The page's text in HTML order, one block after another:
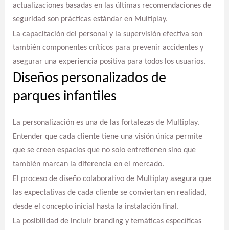
actualizaciones basadas en las últimas recomendaciones de
seguridad son prácticas estándar en Multiplay.
La capacitación del personal y la supervisión efectiva son
también componentes críticos para prevenir accidentes y
asegurar una experiencia positiva para todos los usuarios.
Diseños personalizados de
parques infantiles
La personalización es una de las fortalezas de Multiplay.
Entender que cada cliente tiene una visión única permite
que se creen espacios que no solo entretienen sino que
también marcan la diferencia en el mercado.
El proceso de diseño colaborativo de Multiplay asegura que
las expectativas de cada cliente se conviertan en realidad,
desde el concepto inicial hasta la instalación final.
La posibilidad de incluir branding y temáticas específicas